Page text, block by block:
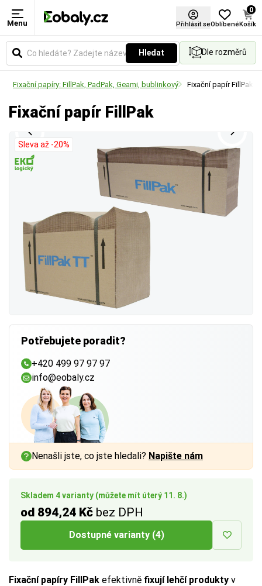
Menu Přihlásit seOblíbené
0
Košík
Hledat Dle rozměrů
Fixační papíry: FillPak, PadPak, Geami, bublinkový Fixační papír FillPak
Fixační papír FillPak
Skladem 4 varianty (můžete mít úterý 11. 8.)
od 894,24 Kč bez DPH
Dostupné varianty (4)
Fixační papíry FillPak efektivně fixují lehčí produkty v
Potřebujete poradit?
+420 499 97 97 97
info@eobaly.cz
Nenašli jste, co jste hledali? Napište nám
Sleva až -20%
Materiál
Zvolte typ materiálu podle požadované pevnosti,